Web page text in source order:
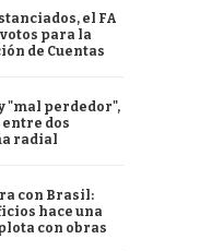
el FA
para la
de Cuentas
"mal perdedor",
dos
radial
con Brasil:
hace una
con obras